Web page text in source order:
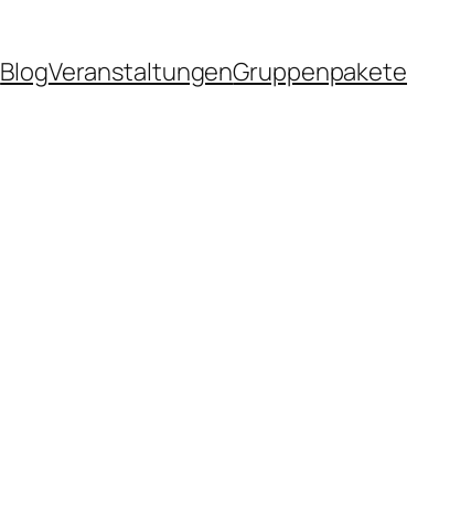
BlogVeranstaltungenGruppenpakete